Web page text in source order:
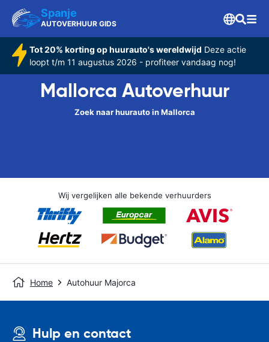
Spanje
AUTOVERHUUR GIDS
Tot 20% korting op huurauto's wereldwijd Deze actie
loopt t/m 11 augustus 2026 - profiteer vandaag nog!
Mallorca Autoverhuur
Zoek naar huurauto in Mallorca
Wij vergelijken alle bekende verhuurders
Home Autohuur Majorca
Hulp en contact